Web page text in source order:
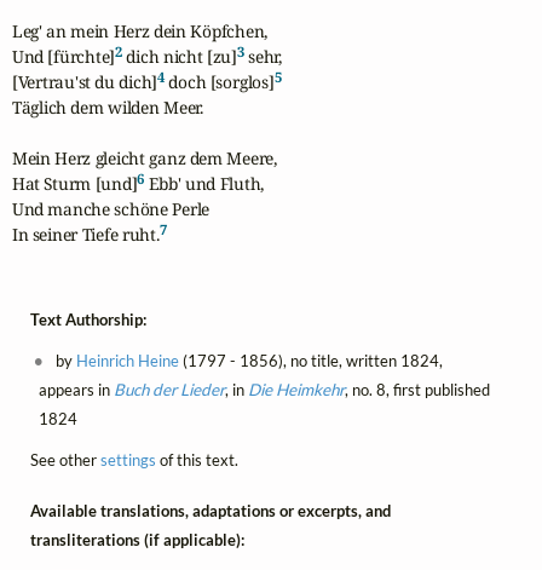
Leg' an mein Herz dein Köpfchen,
Und [fürchte]2 dich nicht [zu]3 sehr,
[Vertrau'st du dich]4 doch [sorglos]5
Täglich dem wilden Meer.
Mein Herz gleicht ganz dem Meere,
Hat Sturm [und]6 Ebb' und Fluth,
Und manche schöne Perle
In seiner Tiefe ruht.7
Text Authorship:
by Heinrich Heine(1797 - 1856), no title, written 1824,
appears in Buch der Lieder, in Die Heimkehr, no. 8, first published
1824
See othersettings of this text.
Available translations, adaptations or excerpts, and
transliterations (if applicable):